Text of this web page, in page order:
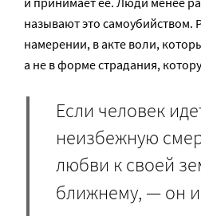
называют это самоубийством.
намерении, в акте воли,
а не в форме страдания,
Если человек
неизбежную
любви к своей
ближнему, — он